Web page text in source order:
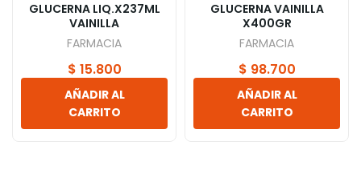
GLUCERNA LIQ.X237ML
VAINILLA
FARMACIA
$ 15.800
AÑADIR AL
CARRITO
GLUCERNA VAINILLA
X400GR
FARMACIA
$ 98.700
AÑADIR AL
CARRITO